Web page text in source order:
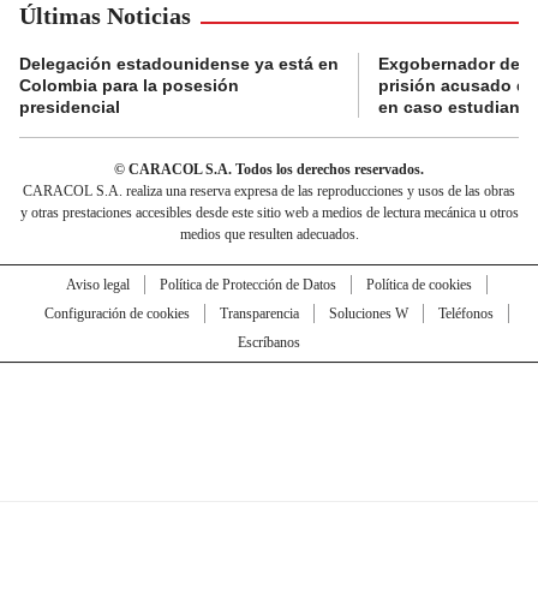
Últimas Noticias
Delegación estadounidense ya está en
Colombia para la posesión
presidencial
Exgobernador de
prisión acusado
en caso
© CARACOL S.A. Todos los derechos reservados.
CARACOL S.A. realiza una reserva expresa de las reproducciones y usos de las obras
y otras prestaciones accesibles desde este sitio web a medios de lectura mecánica u otros
medios que resulten adecuados.
Aviso legal Política de Protección de Datos
Política de cookies
Configuración de cookies
Transparencia Soluciones W
Teléfonos
Escríbanos